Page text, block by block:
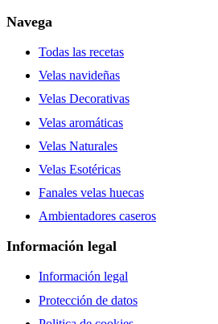
Navega
Todas las recetas
Velas navideñas
Velas Decorativas
Velas aromáticas
Velas Naturales
Velas Esotéricas
Fanales velas huecas
Ambientadores caseros
Información legal
Información legal
Protección de datos